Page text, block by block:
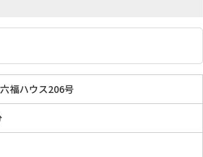
福ハウス206号